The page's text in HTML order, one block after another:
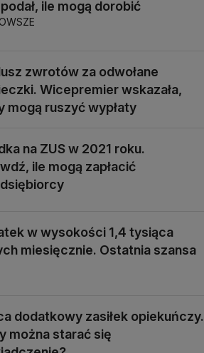
ile mogą dorobić
zwrotów za odwołane
Wicepremier wskazała,
mogą ruszyć wypłaty
na ZUS w 2021 roku.
ile mogą zapłacić
w wysokości 1,4 tysiąca
miesięcznie. Ostatnia szansa
dodatkowy zasiłek opiekuńczy.
można starać się